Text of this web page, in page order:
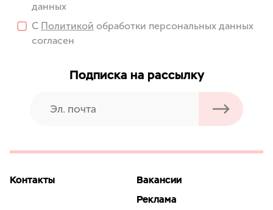
данных
С Политикой обработки персональных данных
согласен
Подписка на рассылку
Контакты
Вакансии
Реклама